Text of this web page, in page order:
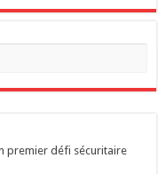
premier défi sécuritaire